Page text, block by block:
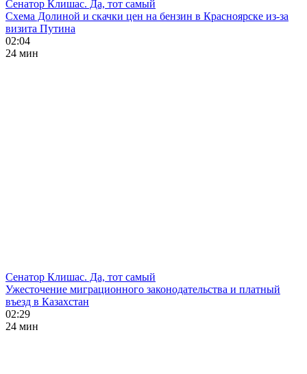
Сенатор Клишас. Да, тот самый
Схема Долиной и скачки цен на бензин в Красноярске из-за
визита Путина
02:04
24 мин
Сенатор Клишас. Да, тот самый
Ужесточение миграционного законодательства и платный
въезд в Казахстан
02:29
24 мин